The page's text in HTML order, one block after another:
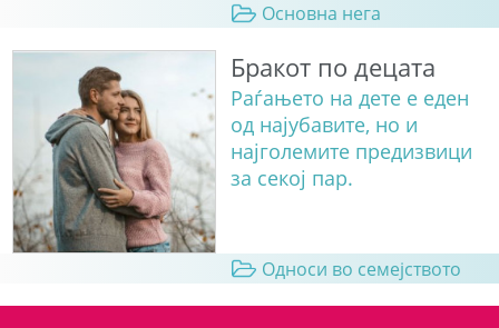
Основна нега
Бракот по децата
Раѓањето на дете е еден
од најубавите, но и
најголемите предизвици
за секој пар.
Односи во семејството